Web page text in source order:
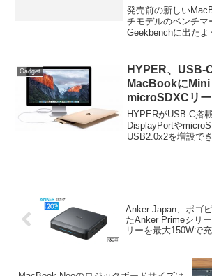
はIntel Core M-
コアはMBA Mid
発売前の新しい
チモデルのベンチマ
Geekbenchに出たよ
Gadget
HYPER、USB-
MacBookに
microSDXCリ
を増設できる新
「HyperDrive」
HYPERがUSB-C搭
DisplayPortや
USB2.0x2を増設で
Anker Japan、ポゴ
たAnker Primeシリ
リーを最大150Wで